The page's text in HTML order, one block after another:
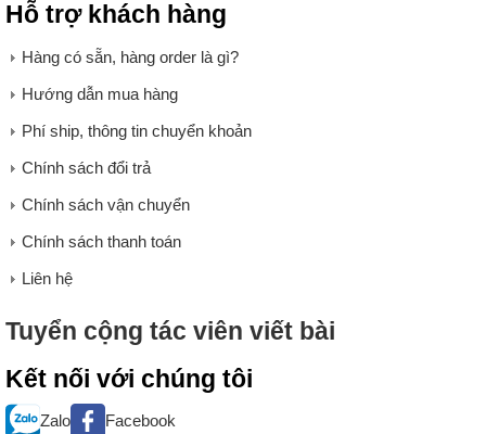
Hỗ trợ khách hàng
Hàng có sẵn, hàng order là gì?
Hướng dẫn mua hàng
Phí ship, thông tin chuyển khoản
Chính sách đổi trả
Chính sách vận chuyển
Chính sách thanh toán
Liên hệ
Tuyển cộng tác viên viết bài
Kết nối với chúng tôi
Zalo Facebook